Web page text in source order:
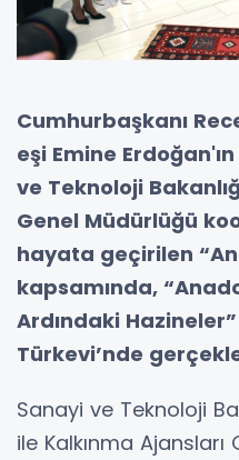
Cumhurbaşkanı
eşi Emine
ve Teknoloji
Genel Müdürlüğü
hayata geçirilen
kapsamında,
Ardındaki
Türkevi’nde
Sanayi ve Teknoloji
ile Kalkınma